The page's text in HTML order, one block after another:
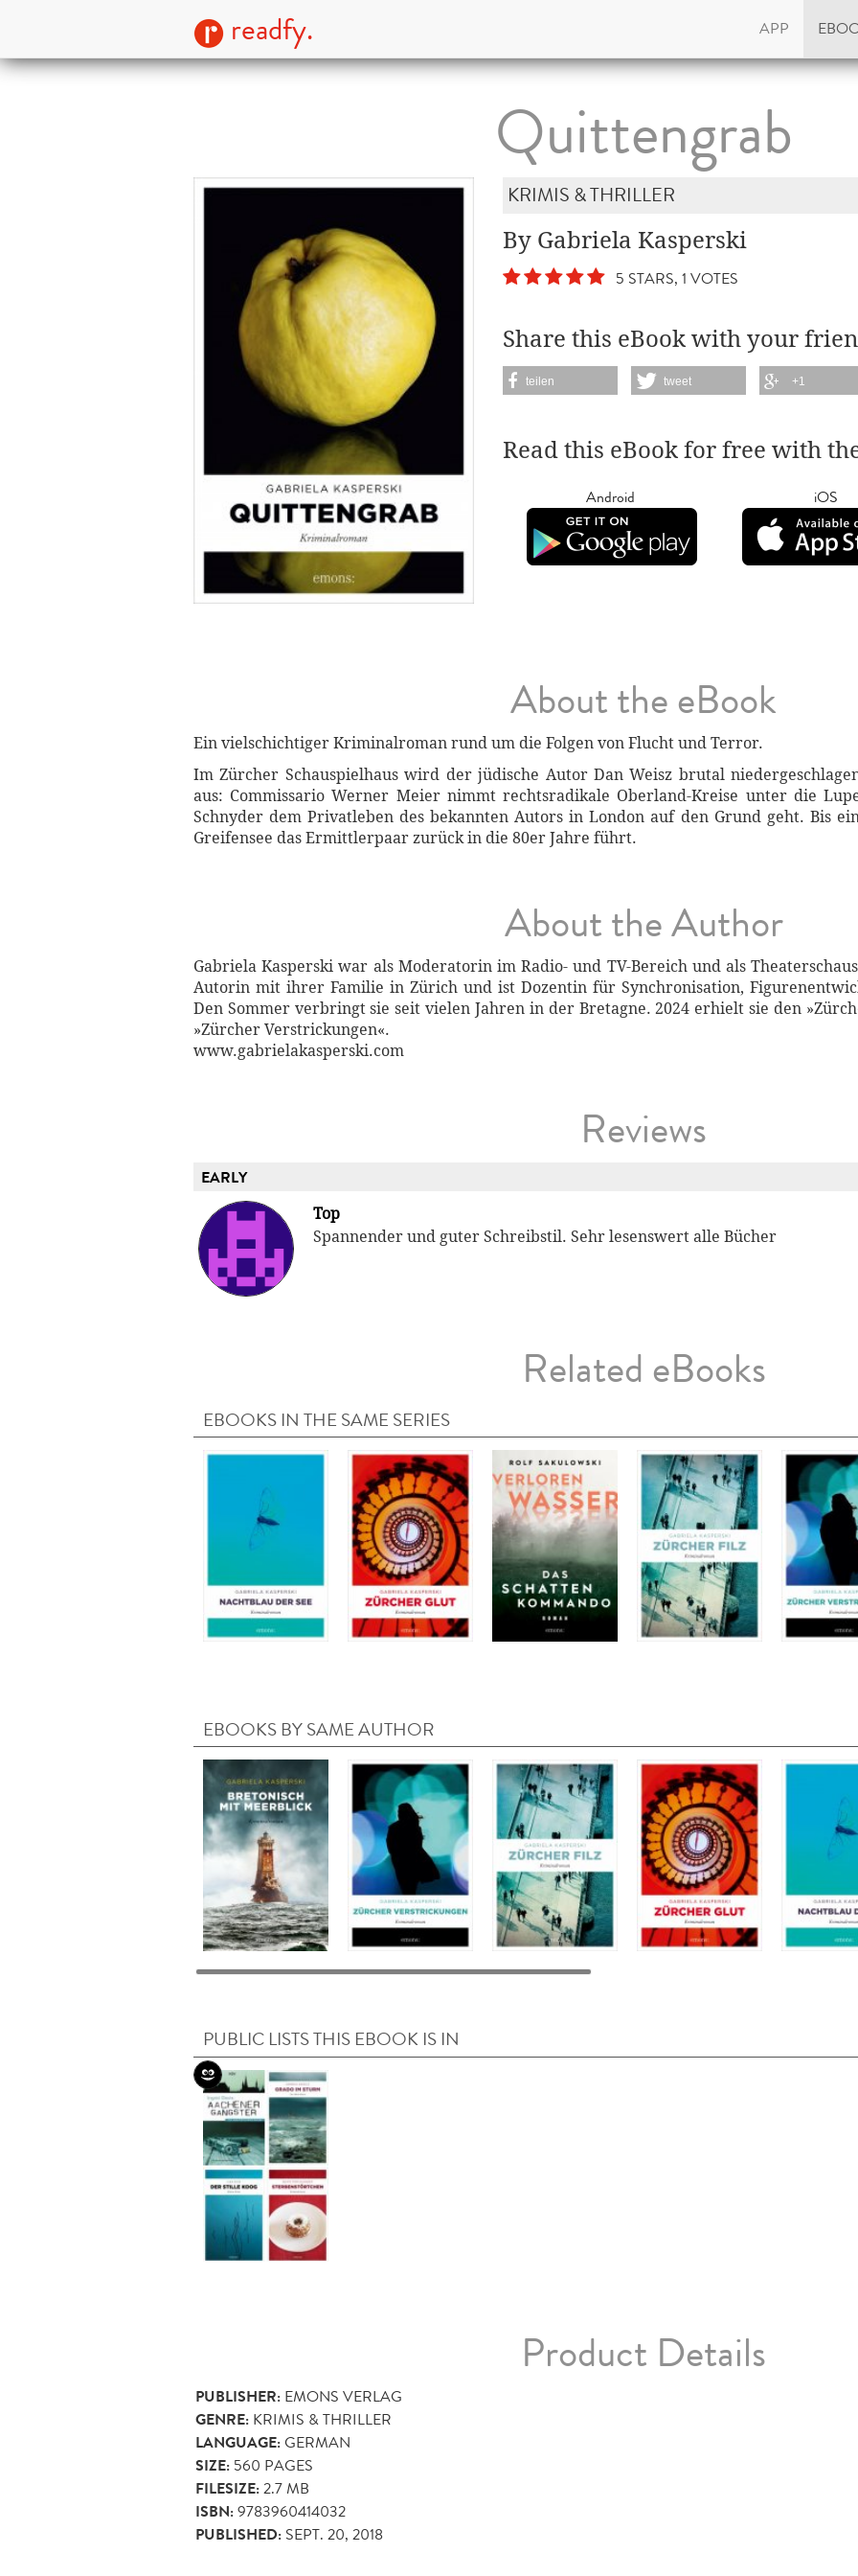
readfy. APP
Quittengrab
KRIMIS & THRILLER
By Gabriela Kasperski
5 STARS, 1 VOTES
Share this eBook with your
teilen tweet +1
Read this eBook for free with
Android iOS
About the eBook
Ein vielschichtiger Kriminalroman rund um die Folgen von Flucht und Terror.
Im Zürcher Schauspielhaus wird der jüdische Autor Dan Weisz brutal
aus: Commissario Werner Meier nimmt rechtsradikale Oberland-Kreise unter die
Schnyder dem Privatleben des bekannten Autors in London auf den Grund geht. Bis
Greifensee das Ermittlerpaar zurück in die 80er Jahre führt.
About the Author
Gabriela Kasperski war als Moderatorin im Radio- und TV-Bereich und als
Autorin mit ihrer Familie in Zürich und ist Dozentin für Synchronisation,
Den Sommer verbringt sie seit vielen Jahren in der Bretagne. 2024 erhielt sie den
»Zürcher Verstrickungen«.
www.gabrielakasperski.com
Reviews
EARLY
Top
Spannender und guter Schreibstil. Sehr lesenswert alle Bücher
Related eBooks
EBOOKS IN THE SAME SERIES
EBOOKS BY SAME AUTHOR
PUBLIC LISTS THIS EBOOK IS IN
Product Details
PUBLISHER: EMONS VERLAG
GENRE: KRIMIS & THRILLER
LANGUAGE:GERMAN
SIZE: 560 PAGES
FILESIZE:2.7 MB
ISBN:9783960414032
PUBLISHED: SEPT. 20, 2018